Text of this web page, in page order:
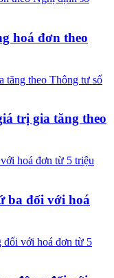
hoá đơn theo
trị gia tăng theo
ba đối với hoá